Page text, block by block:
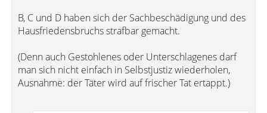
B, C und D haben sich der Sachbeschädigung und des
Hausfriedensbruchs strafbar gemacht.
(Denn auch Gestohlenes oder Unterschlagenes darf
man sich nicht einfach in Selbstjustiz wiederholen,
Ausnahme: der Täter wird auf frischer Tat ertappt.)